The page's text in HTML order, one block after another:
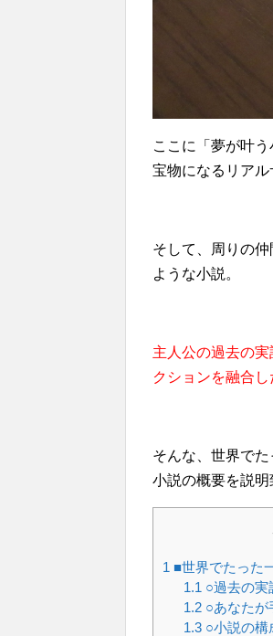
ここに「夢が叶
宝物になるリアル
そして、周りの
ような小説。
主人公の過去の
クションを融合し
そんな、世界で
小説の概要を説明
1 ■世界でたった
1.1 ○過去の実
1.2○あなたが
1.3○小説の構